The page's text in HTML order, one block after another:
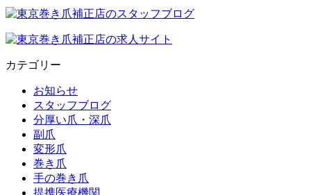
カテゴリー
お知らせ
スタッフブログ
分厚い爪・深爪
副爪
変形爪
巻き爪
手の巻き爪